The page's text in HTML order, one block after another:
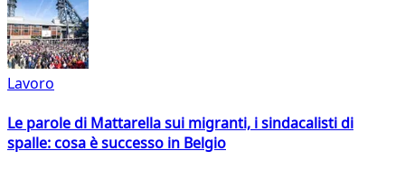
Lavoro
Le parole di Mattarella sui migranti, i sindacalisti di
spalle: cosa è successo in Belgio